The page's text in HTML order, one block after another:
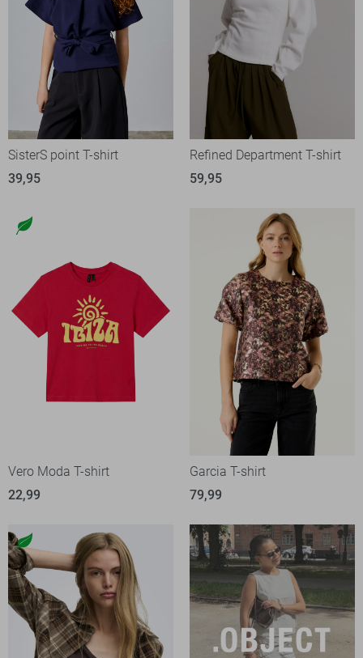
SisterS point T-shirt
39,95
Refined Department T-shirt
59,95
Vero Moda T-shirt
22,99
Garcia T-shirt
79,99